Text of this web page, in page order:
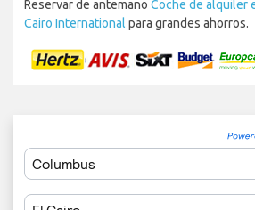
Reservar de antemano Coche de alquiler
Cairo International para grandes ahorros.